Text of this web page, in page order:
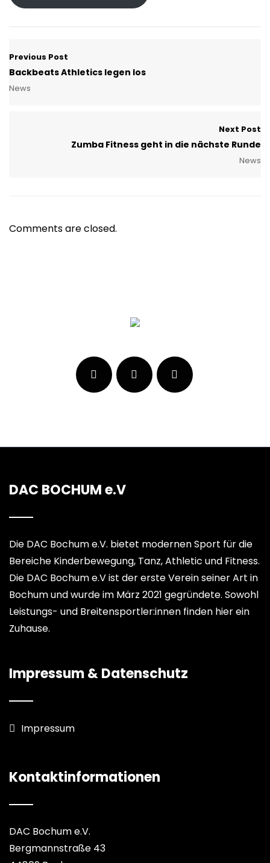
Previous Post
Backbeats Athletics legen los
News
Next Post
Zumba Fitness geht in die nächste Runde
News
Comments are closed.
DAC BOCHUM e.V
Die DAC Bochum e.V. bietet modernen Sport für die
Bereiche Kinderbewegung, Tanz, Athletic und Fitness.
Die DAC Bochum e.V ist der erste Verein seiner Art in
Bochum und wurde im März 2021 gegründete. Sowohl
Leistungs- und Breitensportler:innen finden hier ein
Zuhause.
Impressum & Datenschutz
Impressum
Kontaktinformationen
DAC Bochum e.V.
Bergmannstraße 43